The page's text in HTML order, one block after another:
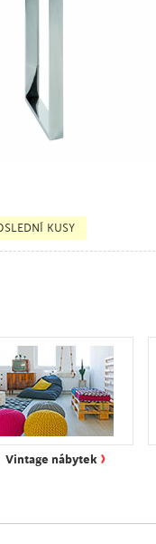
KUSY
Vintage nábytek ›